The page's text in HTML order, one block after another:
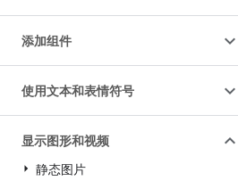
添加组件
使用文本和表情符号
显示图形和视频
静态图片